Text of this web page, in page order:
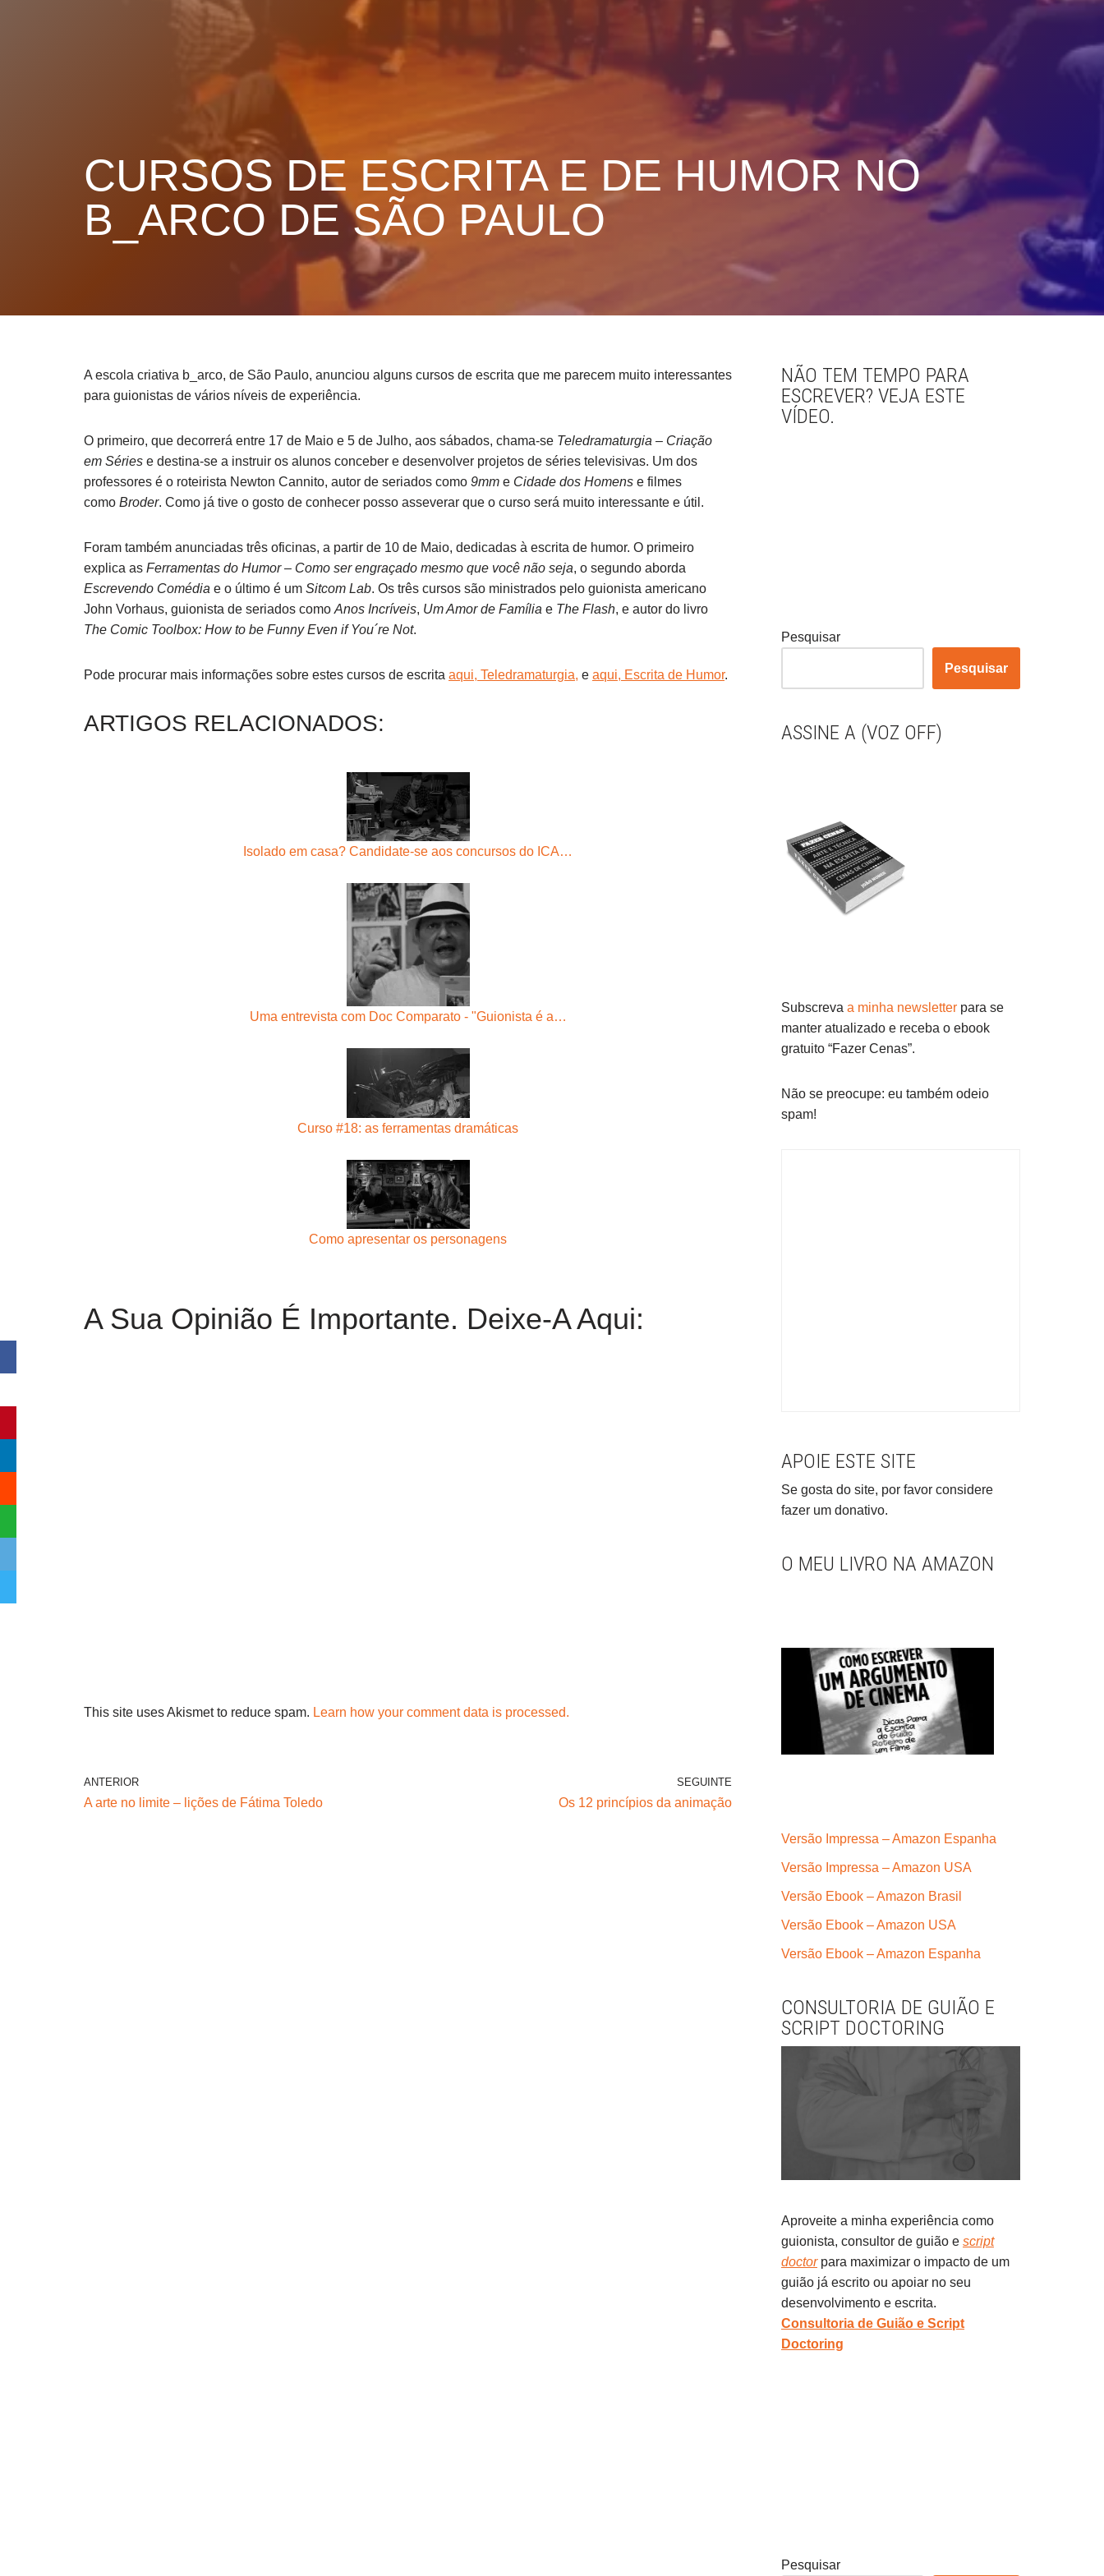
CURSOS DE ESCRITA E DE HUMOR NO
B_ARCO DE SÃO PAULO
A escola criativa b_arco, de São Paulo, anunciou alguns cursos de escrita que me parecem muito interessantes
para guionistas de vários níveis de experiência.
O primeiro, que decorrerá entre 17 de Maio e 5 de Julho, aos sábados, chama-se Teledramaturgia – Criação
em Séries e destina-se a instruir os alunos conceber e desenvolver projetos de séries televisivas. Um dos
professores é o roteirista Newton Cannito, autor de seriados como 9mm e Cidade dos Homens e filmes
como Broder. Como já tive o gosto de conhecer posso asseverar que o curso será muito interessante e útil.
Foram também anunciadas três oficinas, a partir de 10 de Maio, dedicadas à escrita de humor. O primeiro
explica as Ferramentas do Humor – Como ser engraçado mesmo que você não seja, o segundo aborda
Escrevendo Comédia e o último é um Sitcom Lab. Os três cursos são ministrados pelo guionista americano
John Vorhaus, guionista de seriados como Anos Incríveis, Um Amor de Família e The Flash, e autor do livro
The Comic Toolbox: How to be Funny Even if You´re Not.
Pode procurar mais informações sobre estes cursos de escrita aqui, Teledramaturgia, e aqui, Escrita de Humor.
ARTIGOS RELACIONADOS:
Isolado em casa? Candidate-se aos concursos do ICA…
Uma entrevista com Doc Comparato - "Guionista é a…
Curso #18: as ferramentas dramáticas
Como apresentar os personagens
A Sua Opinião É Importante. Deixe-A Aqui:
This site uses Akismet to reduce spam. Learn how your comment data is processed.
ANTERIOR
A arte no limite – lições de Fátima Toledo
SEGUINTE
Os 12 princípios da animação
NÃO TEM TEMPO PARA
ESCREVER? VEJA ESTE
VÍDEO.
Pesquisar
Pesquisar
ASSINE A (VOZ OFF)
Subscreva a minha newsletter para se
manter atualizado e receba o ebook
gratuito “Fazer Cenas”.
Não se preocupe: eu também odeio
spam!
APOIE ESTE SITE
Se gosta do site, por favor considere
fazer um donativo.
O MEU LIVRO NA AMAZON
Versão Impressa – Amazon Espanha
Versão Impressa – Amazon USA
Versão Ebook – Amazon Brasil
Versão Ebook – Amazon USA
Versão Ebook – Amazon Espanha
CONSULTORIA DE GUIÃO E
SCRIPT DOCTORING
Aproveite a minha experiência como
guionista, consultor de guião e script
doctorpara maximizar o impacto de um
guião já escrito ou apoiar no seu
desenvolvimento e escrita.
Consultoria de Guião e Script
Doctoring
Pesquisar